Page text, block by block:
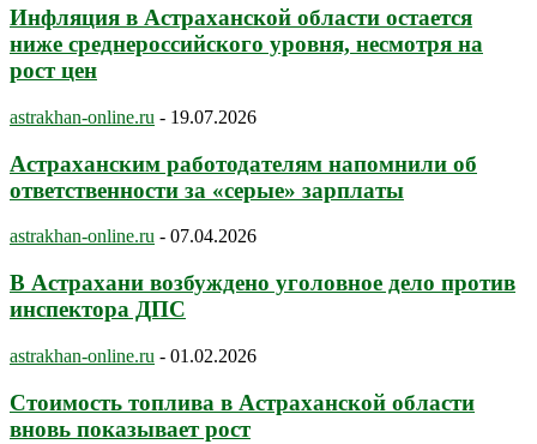
Инфляция в Астраханской области остается
ниже среднероссийского уровня, несмотря на
рост цен
astrakhan-online.ru - 19.07.2026
Астраханским работодателям напомнили об
ответственности за «серые» зарплаты
astrakhan-online.ru - 07.04.2026
В Астрахани возбуждено уголовное дело против
инспектора ДПС
astrakhan-online.ru - 01.02.2026
Стоимость топлива в Астраханской области
вновь показывает рост